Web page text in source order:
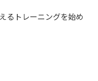
るトレーニングを始め